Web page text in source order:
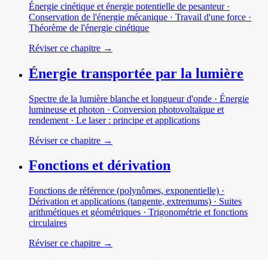
Énergie cinétique et énergie potentielle de pesanteur ·
Conservation de l'énergie mécanique · Travail d'une force ·
Théorème de l'énergie cinétique
Réviser ce chapitre →
Énergie transportée par la lumière
Spectre de la lumière blanche et longueur d'onde · Énergie
lumineuse et photon · Conversion photovoltaïque et
rendement · Le laser : principe et applications
Réviser ce chapitre →
Fonctions et dérivation
Fonctions de référence (polynômes, exponentielle) ·
Dérivation et applications (tangente, extremums) · Suites
arithmétiques et géométriques · Trigonométrie et fonctions
circulaires
Réviser ce chapitre →